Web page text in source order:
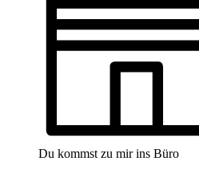
Du kommst zu mir ins Büro